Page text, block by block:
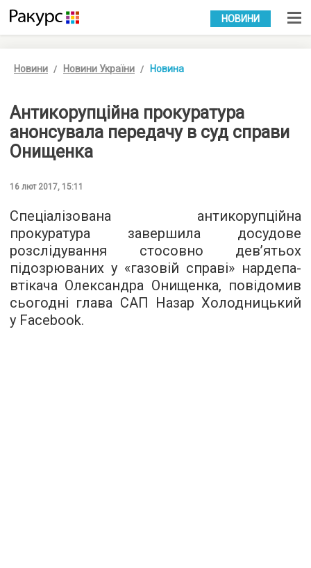
УКР РУС
НОВИНИ
Новини Новини України Новина
Антикорупційна прокуратура
анонсувала передачу в суд справи
Онищенка
16 лют 2017, 15:11
Спеціалізована антикорупційна
прокуратура завершила досудове
розслідування стосовно дев’ятьох
підозрюваних у «газовій справі» нардепа-
втікача Олександра Онищенка, повідомив
сьогодні глава САП Назар Холодницький
у Facebook.